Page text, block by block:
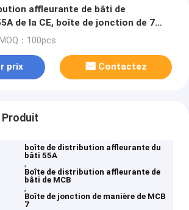
affleurante de bâti de
de la CE, boîte de jonction de 7
MOQ：100pcs
prix Contactez
Produit
boîte de distribution affleurante du
bâti 55A
,
Boîte de distribution affleurante de
bâti de MCB
,
Boîte de jonction de manière de MCB
7